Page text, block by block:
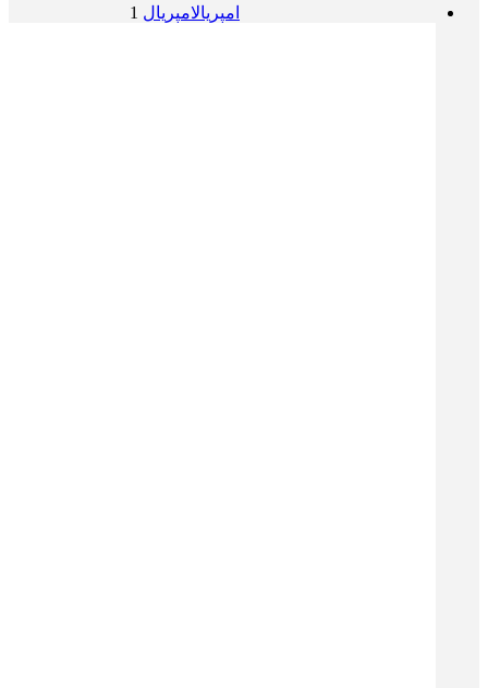
امپریالامپریال 1